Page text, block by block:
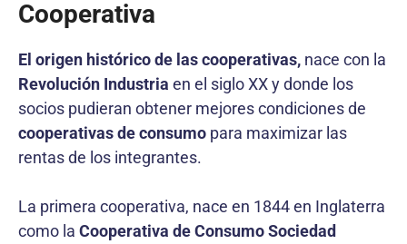
Cooperativa
El origen histórico de las cooperativas, nace con la
Revolución Industria en el siglo XX y donde los
socios pudieran obtener mejores condiciones de
cooperativas de consumo para maximizar las
rentas de los integrantes.
La primera cooperativa, nace en 1844 en Inglaterra
como la Cooperativa de Consumo Sociedad